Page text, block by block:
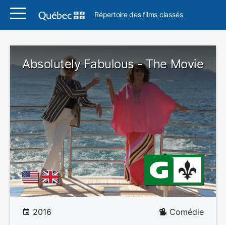
Répertoire des films classés
Absolutely Fabulous - The Movie
2016 Comédie